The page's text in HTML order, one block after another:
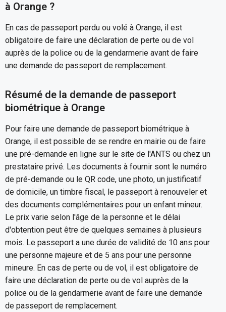
à Orange ?
En cas de passeport perdu ou volé à Orange, il est
obligatoire de faire une déclaration de perte ou de vol
auprès de la police ou de la gendarmerie avant de faire
une demande de passeport de remplacement.
Résumé de la demande de passeport
biométrique à Orange
Pour faire une demande de passeport biométrique à
Orange, il est possible de se rendre en mairie ou de faire
une pré-demande en ligne sur le site de l'ANTS ou chez un
prestataire privé. Les documents à fournir sont le numéro
de pré-demande ou le QR code, une photo, un justificatif
de domicile, un timbre fiscal, le passeport à renouveler et
des documents complémentaires pour un enfant mineur.
Le prix varie selon l'âge de la personne et le délai
d'obtention peut être de quelques semaines à plusieurs
mois. Le passeport a une durée de validité de 10 ans pour
une personne majeure et de 5 ans pour une personne
mineure. En cas de perte ou de vol, il est obligatoire de
faire une déclaration de perte ou de vol auprès de la
police ou de la gendarmerie avant de faire une demande
de passeport de remplacement.